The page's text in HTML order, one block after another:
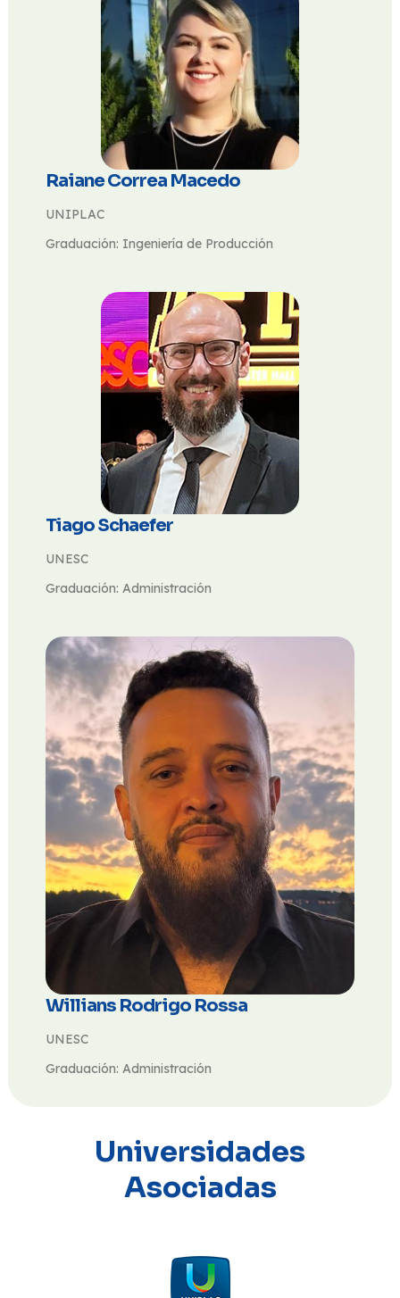
Raiane Correa Macedo
UNIPLAC
Graduación: Ingeniería de Producción
Tiago Schaefer
UNESC
Graduación: Administración
Willians Rodrigo Rossa
UNESC
Graduación: Administración
Universidades
Asociadas